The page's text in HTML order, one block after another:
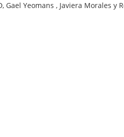
Gael Yeomans , Javiera Morales y